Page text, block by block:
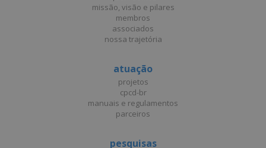
missão, visão e pilares
membros
associados
nossa trajetória
atuação
projetos
cpcd-br
manuais e regulamentos
parceiros
pesquisas